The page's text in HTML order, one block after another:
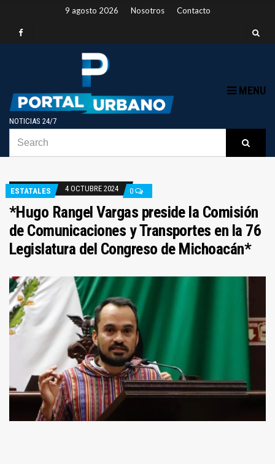
9 agosto 2026 Nosotros Contacto
NOTICIAS 24/7
MENU
ESTATALES 4 OCTUBRE 2024 0
*Hugo Rangel Vargas preside la Comisión
de Comunicaciones y Transportes en la 76
Legislatura del Congreso de Michoacán*